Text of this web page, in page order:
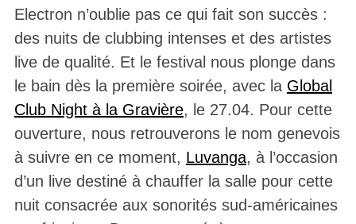
Electron n’oublie pas ce qui fait son succès :
des nuits de clubbing intenses et des artistes
live de qualité. Et le festival nous plonge dans
le bain dès la première soirée, avec la Global
Club Night à la Gravière, le 27.04. Pour cette
ouverture, nous retrouverons le nom genevois
à suivre en ce moment, Luvanga, à l’occasion
d’un live destiné à chauffer la salle pour cette
nuit consacrée aux sonorités sud-américaines